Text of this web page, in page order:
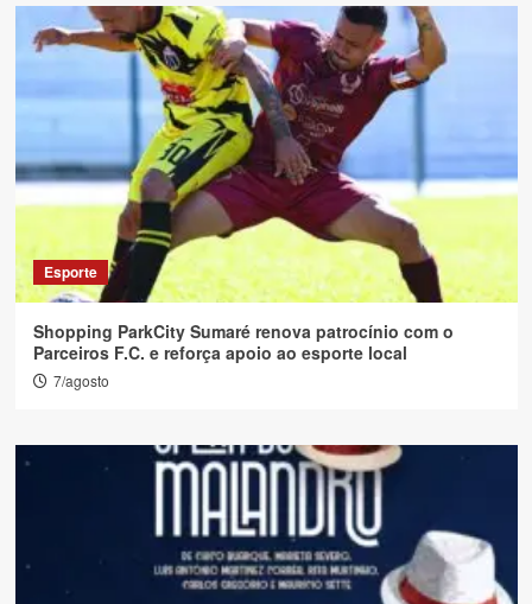
Esporte
Shopping ParkCity Sumaré renova patrocínio com o
Parceiros F.C. e reforça apoio ao esporte local
7/agosto